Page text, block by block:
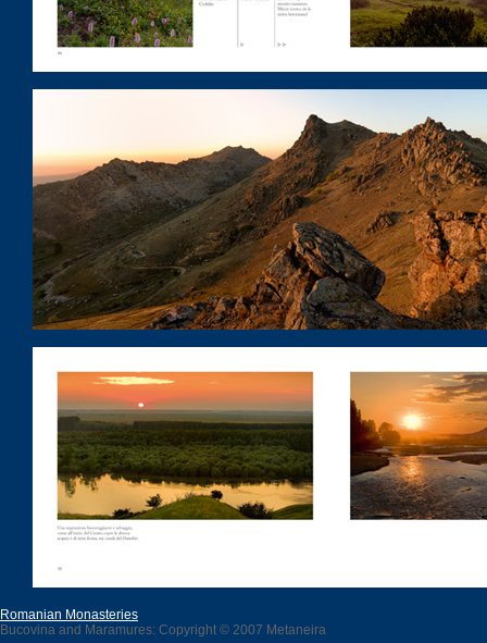
Romanian Monasteries
Bucovina and Maramures: Copyright © 2007 Metaneira